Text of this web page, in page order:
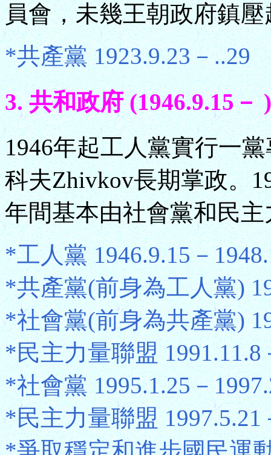
員會，未幾王朝政府鎮壓
*共產黨 1923.9.23－..29
3. 共和政府 (1946.9.15－ )
1946年起工人黨實行一
科夫Zhivkov長期掌政。
年間基本由社會黨和民
*工人黨 1946.9.15－
*共產黨(前身為工人黨)
*社會黨(前身為共產黨)
*民主力量聯盟 1991.11.8
*社會黨 1995.1.25－
*民主力量聯盟 1997.5.21